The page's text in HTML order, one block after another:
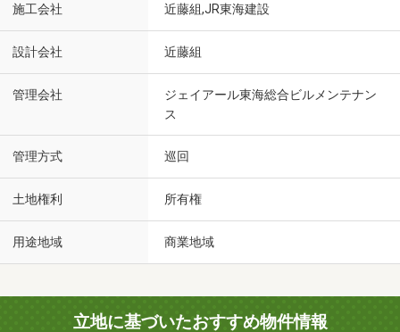
施工会社 近藤組,JR東海建設
設計会社 近藤組
管理会社
ジェイアール東海総合ビルメンテナン
ス
管理方式 巡回
土地権利 所有権
用途地域 商業地域
立地に基づいたおすすめ物件情報